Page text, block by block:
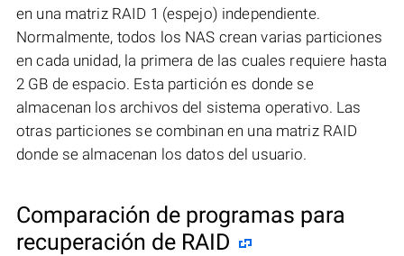
en una matriz RAID 1 (espejo) independiente.
Normalmente, todos los NAS crean varias particiones
en cada unidad, la primera de las cuales requiere hasta
2 GB de espacio. Esta partición es donde se
almacenan los archivos del sistema operativo. Las
otras particiones se combinan en una matriz RAID
donde se almacenan los datos del usuario.
Comparación de programas para
recuperación de RAID